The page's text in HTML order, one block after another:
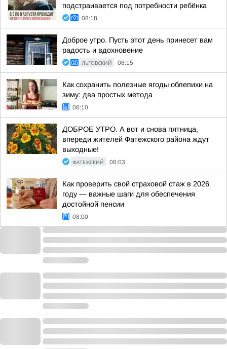
подстраивается под потребности ребёнка
08:18
Доброе утро. Пусть этот день принесет вам
радость и вдохновение
ЛЬГОВСКИЙ 08:15
Как сохранить полезные ягоды облепихи на
зиму: два простых метода
08:10
ДОБРОЕ УТРО. А вот и снова пятница,
впереди жителей Фатежского района ждут
выходные!
ФАТЕЖСКИЙ 08:03
Как проверить свой страховой стаж в 2026
году — важные шаги для обеспечения
достойной пенсии
08:00